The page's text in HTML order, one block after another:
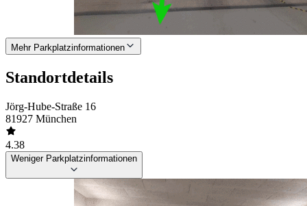
Mehr Parkplatzinformationen
Standortdetails
Jörg-Hube-Straße 16
81927 München
4.38
Weniger Parkplatzinformationen